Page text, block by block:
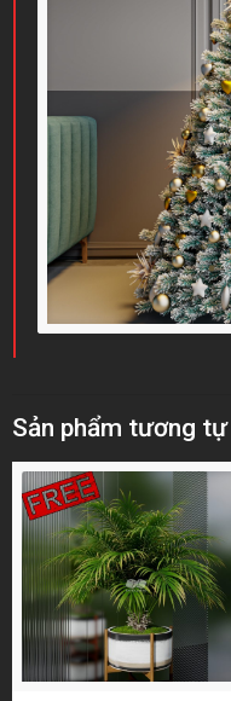
Sản phẩm tương tự